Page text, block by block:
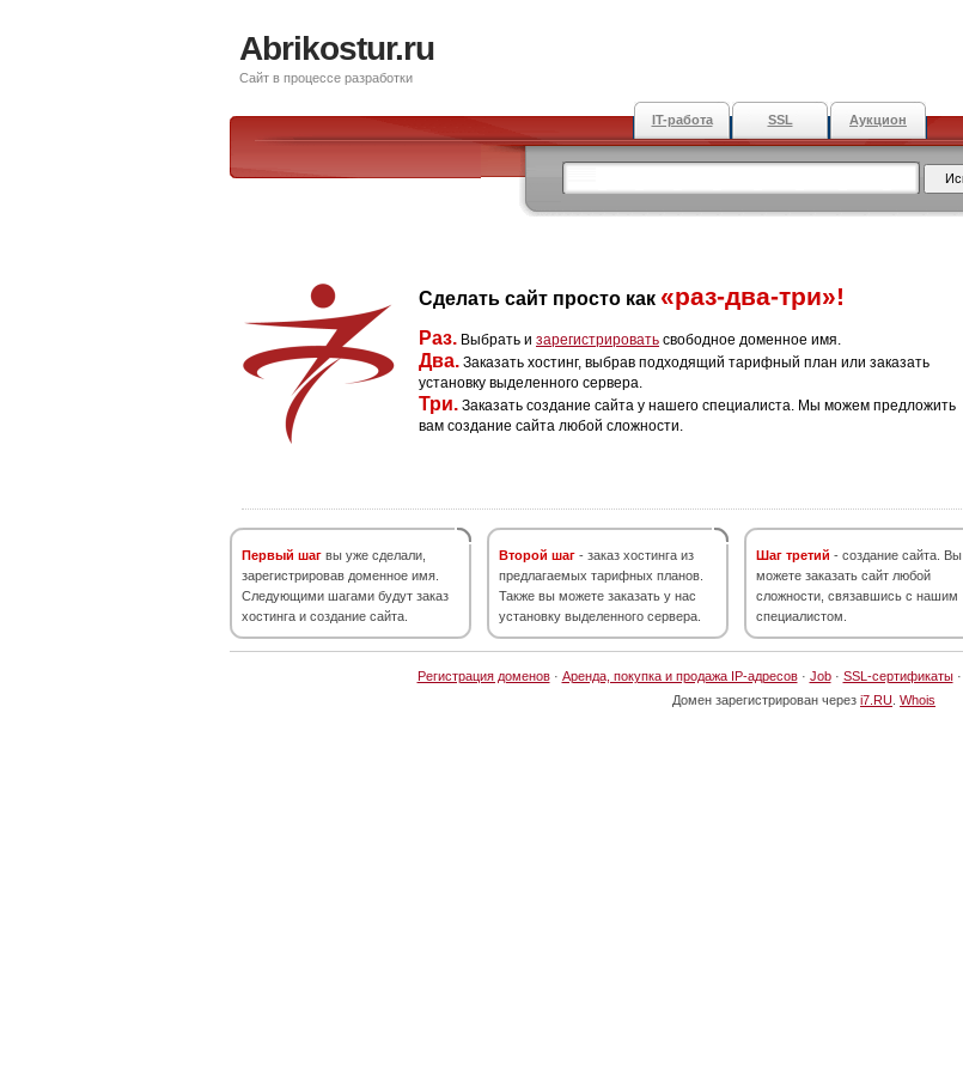
Abrikostur.ru
Сайт в процессе разработки
IT-работа SSL Аукцион
Сделать сайт просто как «раз-два-три»!
Раз. Выбрать и зарегистрировать свободное доменное имя.
Два. Заказать хостинг, выбрав подходящий тарифный план или заказать
установку выделенного сервера.
Три. Заказать создание сайта у нашего специалиста. Мы можем предложить
вам создание сайта любой сложности.
Первый шаг вы уже сделали,
зарегистрировав доменное имя.
Следующими шагами будут заказ
хостинга и создание сайта.
Второй шаг - заказ хостинга из
предлагаемых тарифных планов.
Также вы можете заказать у нас
установку выделенного сервера.
Шаг третий - создание сайта. Вы
можете заказать сайт любой
сложности, связавшись с нашим
специалистом.
Регистрация доменов· Аренда, покупка и продажа IP-адресов· Job· SSL-сертификаты·
Домен зарегистрирован через i7.RU Whois